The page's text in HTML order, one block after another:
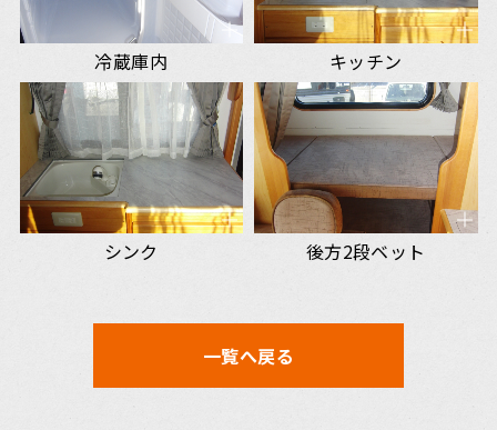
冷蔵庫内 キッチン
シンク 後方2段ベット
一覧へ戻る